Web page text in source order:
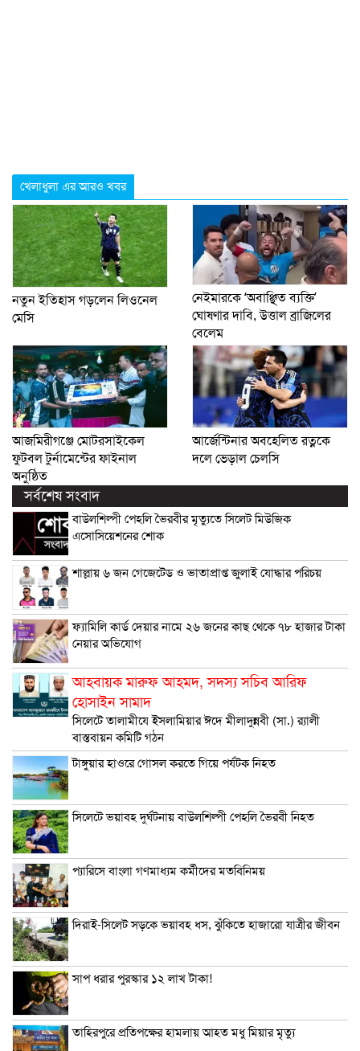
খেলাধুলা এর আরও খবর
নতুন ইতিহাস গড়লেন লিওনেল
মেসি
নেইমারকে ‘অবাঞ্ছিত ব্যক্তি’
ঘোষণার দাবি, উত্তাল ব্রাজিলের
বেলেম
আজমিরীগঞ্জে মোটরসাইকেল
ফুটবল টুর্নামেন্টের ফাইনাল
অনুষ্ঠিত
আর্জেন্টিনার অবহেলিত রত্নকে
দলে ভেড়াল চেলসি
সর্বশেষ সংবাদ
বাউলশিল্পী পেহলি ভৈরবীর মৃত্যুতে সিলেট মিউজিক
এসোসিয়েশনের শোক
শাল্লায় ৬ জন গেজেটেড ও ভাতাপ্রাপ্ত জুলাই যোদ্ধার পরিচয়
ফ্যামিলি কার্ড দেয়ার নামে ২৬ জনের কাছ থেকে ৭৮ হাজার টাকা
নেয়ার অভিযোগ
আহবায়ক মারুফ আহমদ, সদস্য সচিব আরিফ
হোসাইন সামাদ
সিলেটে তালামীযে ইসলামিয়ার ঈদে মীলাদুন্নবী (সা.) র‌্যালী
বাস্তবায়ন কমিটি গঠন
টাঙ্গুয়ার হাওরে গোসল করতে গিয়ে পর্যটক নিহত
সিলেটে ভয়াবহ দুর্ঘটনায় বাউলশিল্পী পেহলি ভৈরবী নিহত
প্যারিসে বাংলা গণমাধ্যম কর্মীদের মতবিনিময়
দিরাই-সিলেট সড়কে ভয়াবহ ধস, ঝুঁকিতে হাজারো যাত্রীর জীবন
সাপ ধরার পুরস্কার ১২ লাখ টাকা!
তাহিরপুরে প্রতিপক্ষের হামলায় আহত মধু মিয়ার মৃত্যু